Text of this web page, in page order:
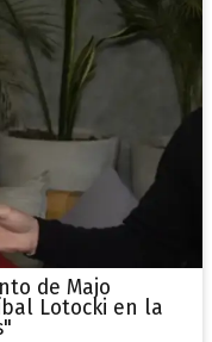
de Majo
Lotocki en la